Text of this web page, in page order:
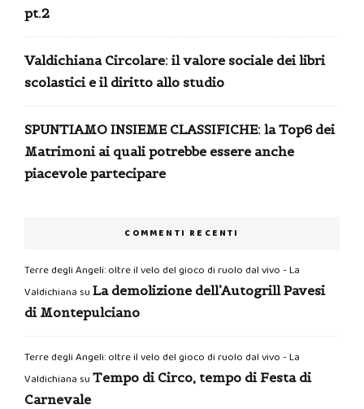
pt.2
Valdichiana Circolare: il valore sociale dei libri
scolastici e il diritto allo studio
SPUNTIAMO INSIEME CLASSIFICHE: la Top6 dei
Matrimoni ai quali potrebbe essere anche
piacevole partecipare
COMMENTI RECENTI
Terre degli Angeli: oltre il velo del gioco di ruolo dal vivo - La
Valdichiana su La demolizione dell’Autogrill Pavesi
di Montepulciano
Terre degli Angeli: oltre il velo del gioco di ruolo dal vivo - La
Valdichiana su Tempo di Circo, tempo di Festa di
Carnevale